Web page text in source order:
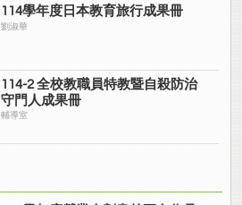
114學年度日本教育旅行成果冊
劉淑華
114-2 全校教職員特教暨自殺防治
守門人成果冊
輔導室